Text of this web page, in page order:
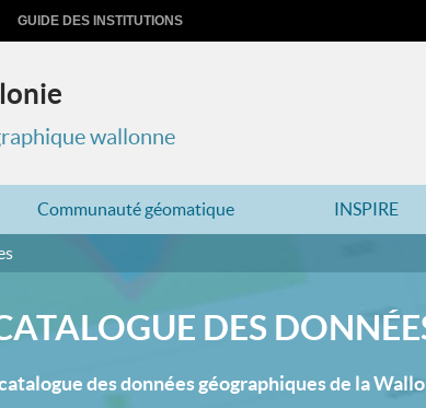
GUIDE DES INSTITUTIONS
wallonne
Communauté géomatique INSPIRE
DES
des données géographiques de la